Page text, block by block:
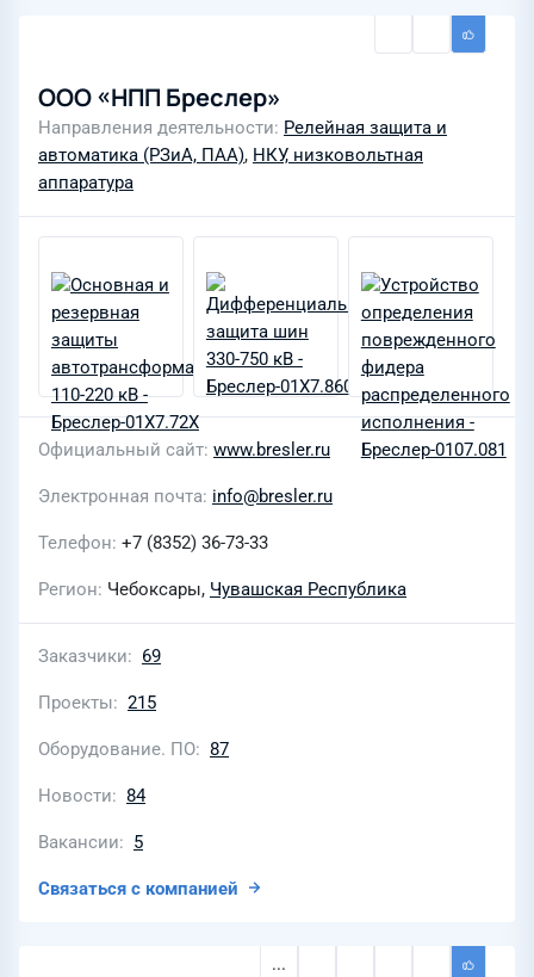
ООО «НПП Бреслер»
Направления деятельности Релейная защита и
автоматика (РЗиА, ПАА), НКУ, низковольтная
аппаратура
Официальный сайт www.bresler.ru
Электронная почта info@bresler.ru
Телефон +7 (8352) 36-73-33
Регион Чебоксары, Чувашская Республика
Заказчики 69
Проекты 215
Оборудование. ПО 87
Новости 84
Вакансии 5
Связаться с компанией
...